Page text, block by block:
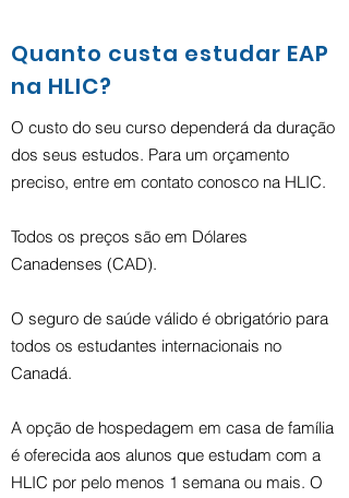
Quanto custa estudar EAP
na HLIC?
O custo do seu curso dependerá da duração
dos seus estudos. Para um orçamento
preciso, entre em contato conosco na HLIC.
Todos os preços são em Dólares
Canadenses (CAD).
O seguro de saúde válido é obrigatório para
todos os estudantes internacionais no
Canadá.
A opção de hospedagem em casa de família
é oferecida aos alunos que estudam com a
HLIC por pelo menos 1 semana ou mais. O